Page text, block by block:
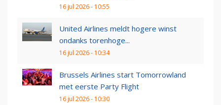
16 jul 2026 - 10:55
United Airlines meldt hogere winst
ondanks torenhoge...
16 jul 2026 - 10:34
Brussels Airlines start Tomorrowland
met eerste Party Flight
16 jul 2026 - 10:30